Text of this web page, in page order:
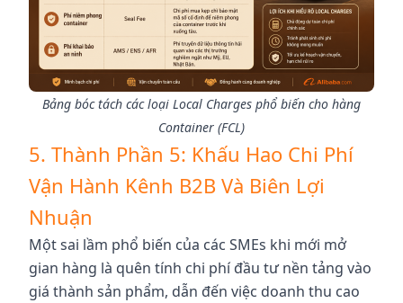
Bảng bóc tách các loại Local Charges phổ biến cho hàng
Container (FCL)
5. Thành Phần 5: Khấu Hao Chi Phí
Vận Hành Kênh B2B Và Biên Lợi
Nhuận
Một sai lầm phổ biến của các SMEs khi mới mở
gian hàng là quên tính chi phí đầu tư nền tảng vào
giá thành sản phẩm, dẫn đến việc doanh thu cao